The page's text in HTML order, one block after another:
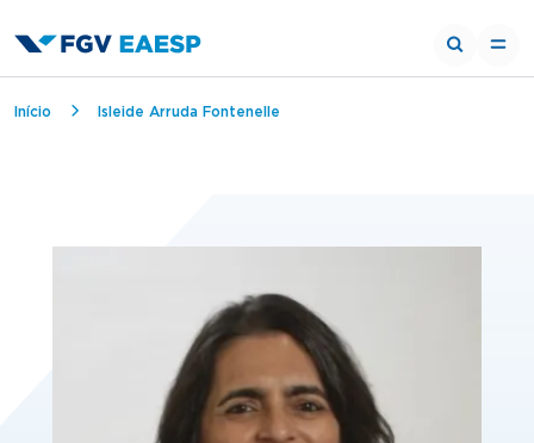
Trilha de navegação
Início Isleide Arruda Fontenelle